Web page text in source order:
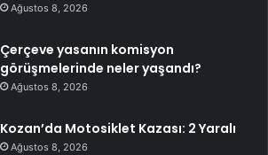
Ağustos 8, 2026
Çerçeve yasanın komisyon
görüşmelerinde neler yaşandı?
Ağustos 8, 2026
Kozan’da Motosiklet Kazası: 2 Yaralı
Ağustos 8, 2026